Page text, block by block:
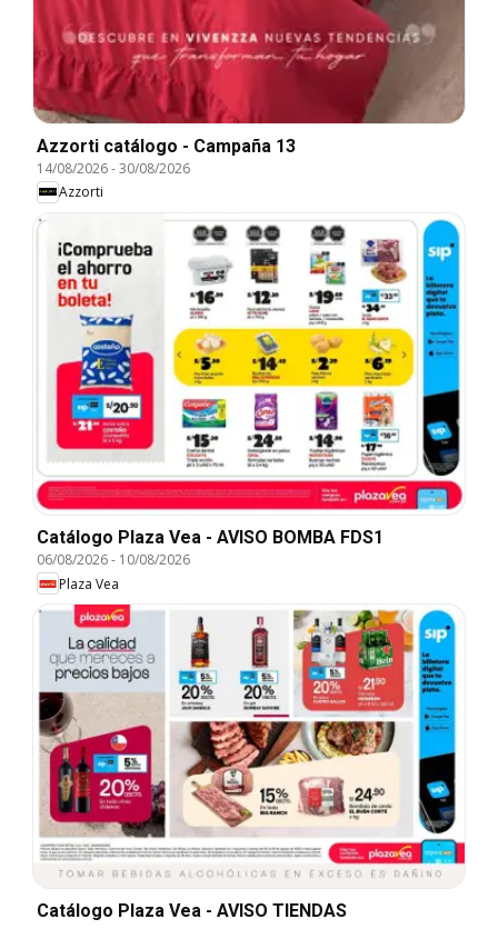
Azzorti catálogo - Campaña 13
14/08/2026-30/08/2026
Azzorti
Catálogo Plaza Vea - AVISO BOMBA FDS1
06/08/2026- 10/08/2026
Plaza Vea
Catálogo Plaza Vea - AVISO TIENDAS